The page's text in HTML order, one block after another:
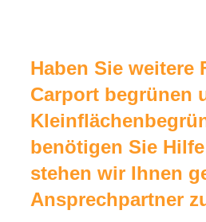
Haben Sie weitere
Carport begrünen
benötigen Sie
stehen wir Ihnen
Ansprechpartner